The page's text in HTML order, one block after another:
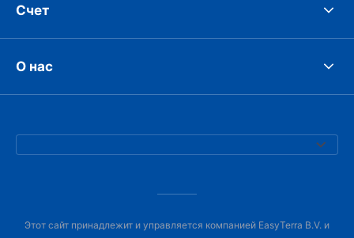
Счет
О нас
Этот сайт принадлежит и управляется компанией EasyTerra B.V. и